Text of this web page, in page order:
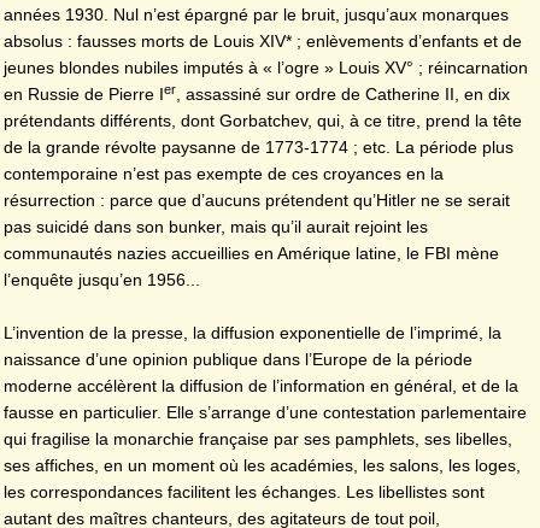
années 1930. Nul n’est épargné par le bruit, jusqu’aux monarques
absolus : fausses morts de Louis XIV* ; enlèvements d’enfants et de
jeunes blondes nubiles imputés à « l’ogre » Louis XV° ; réincarnation
en Russie de Pierre Ier
, assassiné sur ordre de Catherine II, en dix
prétendants différents, dont Gorbatchev, qui, à ce titre, prend la tête
de la grande révolte paysanne de 1773-1774 ; etc. La période plus
contemporaine n’est pas exempte de ces croyances en la
résurrection : parce que d’aucuns prétendent qu’Hitler ne se serait
pas suicidé dans son bunker, mais qu’il aurait rejoint les
communautés nazies accueillies en Amérique latine, le FBI mène
l’enquête jusqu’en 1956...
L’invention de la presse, la diffusion exponentielle de l’imprimé, la
naissance d’une opinion publique dans l’Europe de la période
moderne accélèrent la diffusion de l’information en général, et de la
fausse en particulier. Elle s’arrange d’une contestation parlementaire
qui fragilise la monarchie française par ses pamphlets, ses libelles,
ses affiches, en un moment où les académies, les salons, les loges,
les correspondances facilitent les échanges. Les libellistes sont
autant des maîtres chanteurs, des agitateurs de tout poil,